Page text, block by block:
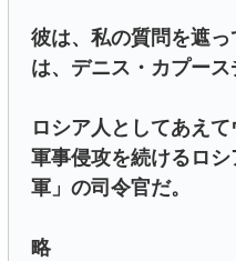
彼は、私の質問を遮
は、デニス・カプース
ロシア人としてあえて
軍事侵攻を続けるロ
軍」の司令官だ。
略